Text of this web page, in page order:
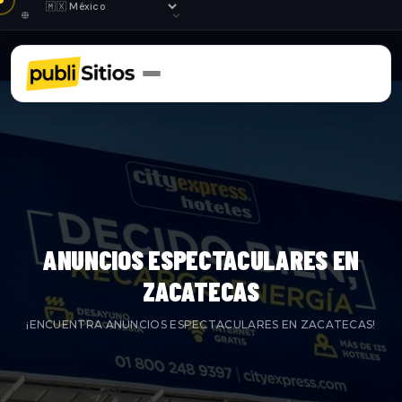
ANUNCIOS ESPECTACULARES EN
ZACATECAS
¡ENCUENTRA ANUNCIOS ESPECTACULARES EN ZACATECAS!